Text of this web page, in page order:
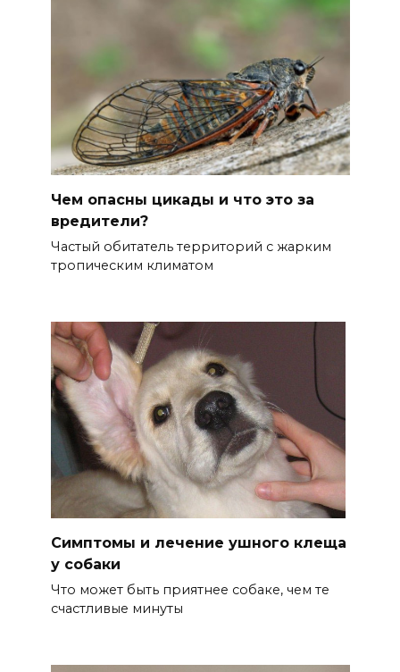
Чем опасны цикады и что это за
вредители?
Частый обитатель территорий с жарким
тропическим климатом
Симптомы и лечение ушного клеща
у собаки
Что может быть приятнее собаке, чем те
счастливые минуты